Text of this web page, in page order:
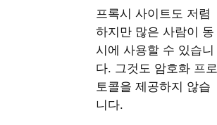
프록시 사이트도 저렴
하지만 많은 사람이 동
시에 사용할 수 있습니
다. 그것도 암호화 프로
토콜을 제공하지 않습
니다.